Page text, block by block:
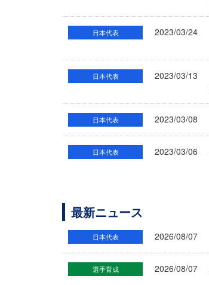
日本代表 2023/03/24
日本代表 2023/03/13
日本代表 2023/03/08
日本代表 2023/03/06
最新ニュース
日本代表 2026/08/07
選手育成 2026/08/07